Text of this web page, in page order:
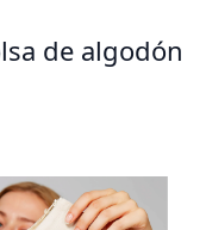
de algodón